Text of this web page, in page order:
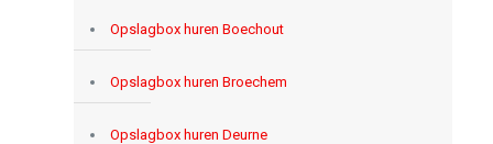
Opslagbox huren Boechout
Opslagbox huren Broechem
Opslagbox huren Deurne